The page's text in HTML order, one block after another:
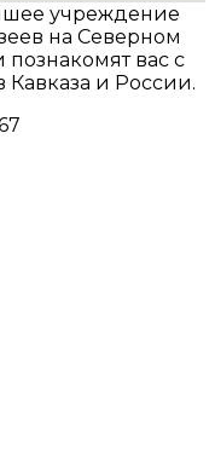
учреждение
на Северном
познакомят вас с
Кавказа и России.